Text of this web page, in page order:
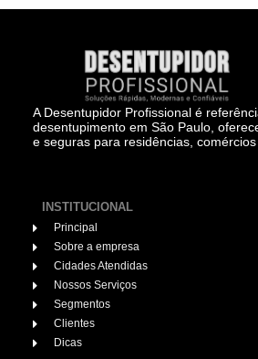
A Desentupidor Profissional é
desentupimento em São Paulo,
e seguras para residências, comércios
INSTITUCIONAL
Principal
Sobre a empresa
Cidades Atendidas
Nossos Serviços
Segmentos
Clientes
Dicas